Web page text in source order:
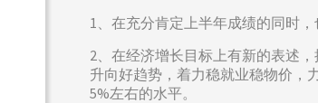
1、在充分肯定上半年成绩的同时
2、在经济增长目标上有新的表述
升向好趋势，着力稳就业稳物价，
5%左右的水平。